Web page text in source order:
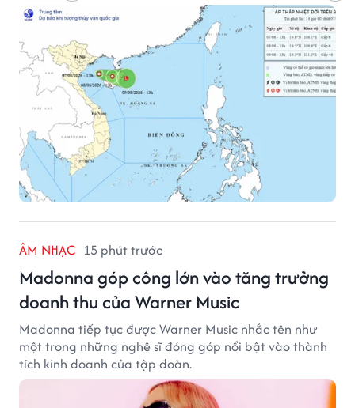
lớn trên nhiều vùng biển.
ÂM NHẠC 15 phút trước
Madonna góp công lớn vào tăng trưởng
doanh thu của Warner Music
Madonna tiếp tục được Warner Music nhắc tên như
một trong những nghệ sĩ đóng góp nổi bật vào thành
tích kinh doanh của tập đoàn.